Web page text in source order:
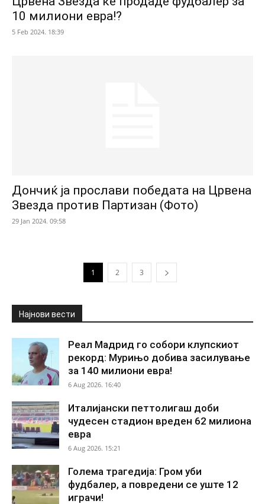
10 милиони евра!?
5 Feb 2024. 18:39
Дончиќ ја прослави победата на Црвена
Звезда против Партизан (Фото)
29 Jan 2024. 09:58
1 2 3
Најнови вести
Реал Мадрид го собори клупскиот
рекорд: Мурињо добива засилување
за 140 милиони евра!
6 Aug 2026. 16:40
Италијански петтолигаш доби
чудесен стадион вреден 62 милиона
евра
6 Aug 2026. 15:21
Голема трагедија: Гром уби
фудбалер, а повредени се уште 12
играчи!